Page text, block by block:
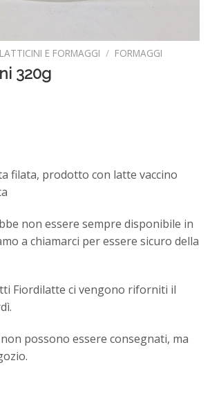
LATTICINI E FORMAGGI / FORMAGGI
320g
filata, prodotto con latte vaccino
non essere sempre disponibile in
a chiamarci per essere sicuro della
Fiordilatte ci vengono riforniti il
possono essere consegnati, ma